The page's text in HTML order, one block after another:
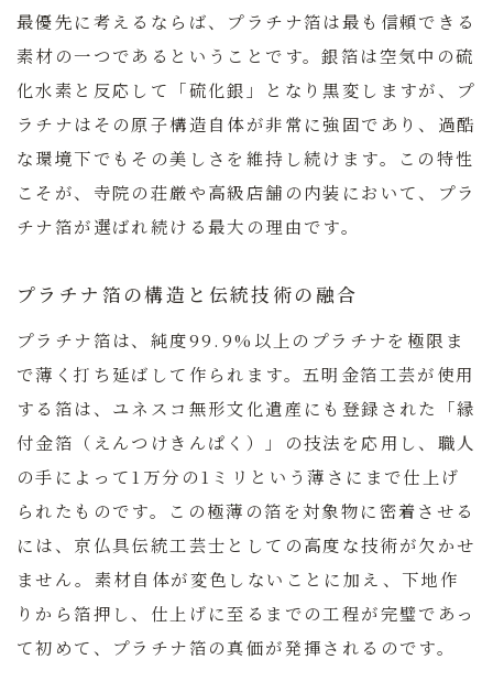
最優先に考えるならば、プラチナ箔は最も信頼できる
素材の一つであるということです。銀箔は空気中の硫
化水素と反応して「硫化銀」となり黒変しますが、プ
ラチナはその原子構造自体が非常に強固であり、過酷
な環境下でもその美しさを維持し続けます。この特性
こそが、寺院の荘厳や高級店舗の内装において、プラ
チナ箔が選ばれ続ける最大の理由です。
プラチナ箔の構造と伝統技術の融合
プラチナ箔は、純度99.9%以上のプラチナを極限ま
で薄く打ち延ばして作られます。五明金箔工芸が使用
する箔は、ユネスコ無形文化遺産にも登録された「縁
付金箔（えんつけきんぱく）」の技法を応用し、職人
の手によって1万分の1ミリという薄さにまで仕上げ
られたものです。この極薄の箔を対象物に密着させる
には、京仏具伝統工芸士としての高度な技術が欠かせ
ません。素材自体が変色しないことに加え、下地作
りから箔押し、仕上げに至るまでの工程が完璧であっ
て初めて、プラチナ箔の真価が発揮されるのです。